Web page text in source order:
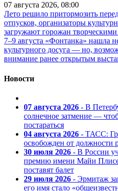
07 августа 2026, 08:00
Лето решило притормозить
отпусков, организаторы
загружают горожан
7–9 августа «Фонтанка» нашла
культурного досуга — но,
внимание ранее открытым
Новости
07 августа 2026 - В
солнечное затмение —
постараться
04 августа 2026 - ТАСС:
освобожден от должности
30 июля 2026 - В России
премию имени Майи
поставят балет
29 июля 2026 - Эрмитаж
его имя стало